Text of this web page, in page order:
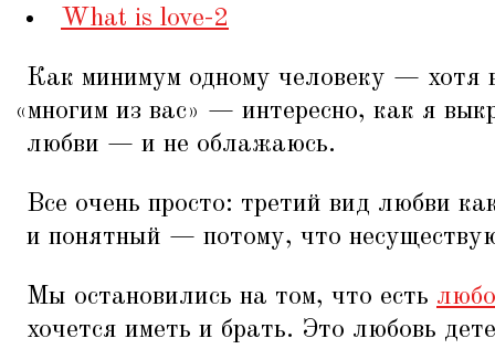
What is love-2
Как минимум одному человеку — хотя
«многим из вас» — интересно, как я
любви — и не облажаюсь.
Все очень просто: третий вид любви
и понятный — потому, что
Мы остановились на том, что есть
хочется иметь и брать. Это любовь